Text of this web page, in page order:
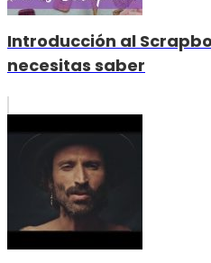
Introducción al
necesitas saber